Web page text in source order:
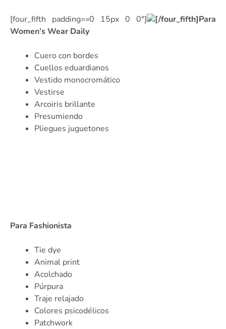
[four_fifth padding=»0 15px 0 0″]
[/four_fifth]Para
Women’s Wear Daily
Cuero con bordes
Cuellos eduardianos
Vestido monocromático
Vestirse
Arcoiris brillante
Presumiendo
Pliegues juguetones
Para Fashionista
Tie dye
Animal print
Acolchado
Púrpura
Traje relajado
Colores psicodélicos
Patchwork